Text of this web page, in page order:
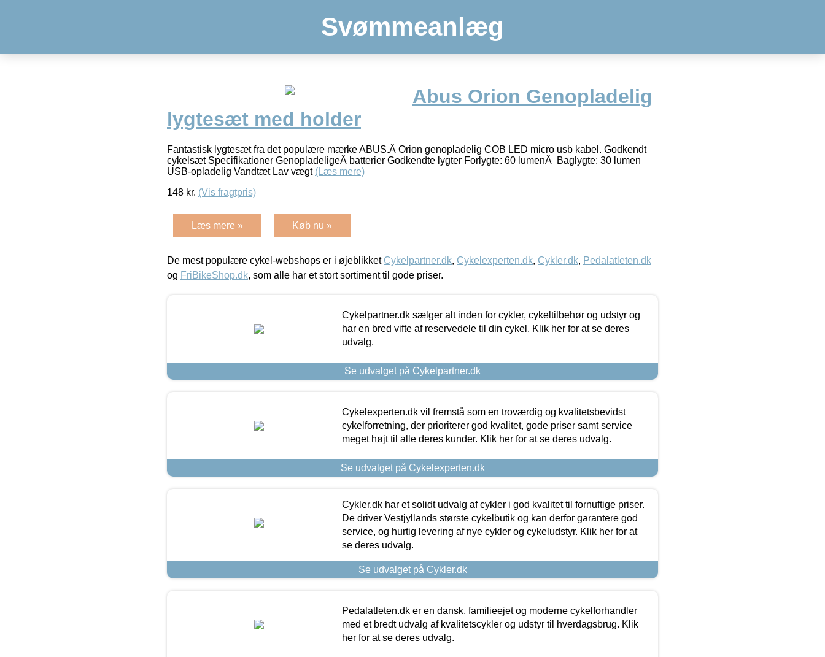
Svømmeanlæg
Abus Orion Genopladelig
lygtesæt med holder
Fantastisk lygtesæt fra det populære mærke ABUS.Â Orion genopladelig COB LED micro usb kabel. Godkendt
cykelsæt Specifikationer GenopladeligeÂ batterier Godkendte lygter Forlygte: 60 lumenÂ Baglygte: 30 lumen
USB-opladelig Vandtæt Lav vægt (Læs mere)
148 kr. (Vis fragtpris)
Læs mere » Køb nu »
De mest populære cykel-webshops er i øjeblikket Cykelpartner.dk, Cykelexperten.dk, Cykler.dk, Pedalatleten.dk
og FriBikeShop.dk, som alle har et stort sortiment til gode priser.
Cykelpartner.dk sælger alt inden for cykler, cykeltilbehør og udstyr og
har en bred vifte af reservedele til din cykel. Klik her for at se deres
udvalg.
Se udvalget på Cykelpartner.dk
Cykelexperten.dk vil fremstå som en troværdig og kvalitetsbevidst
cykelforretning, der prioriterer god kvalitet, gode priser samt service
meget højt til alle deres kunder. Klik her for at se deres udvalg.
Se udvalget på Cykelexperten.dk
Cykler.dk har et solidt udvalg af cykler i god kvalitet til fornuftige priser.
De driver Vestjyllands største cykelbutik og kan derfor garantere god
service, og hurtig levering af nye cykler og cykeludstyr. Klik her for at
se deres udvalg.
Se udvalget på Cykler.dk
Pedalatleten.dk er en dansk, familieejet og moderne cykelforhandler
med et bredt udvalg af kvalitetscykler og udstyr til hverdagsbrug. Klik
her for at se deres udvalg.